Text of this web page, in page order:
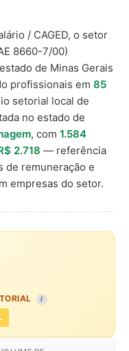
/ CAGED, o setor
8660-7/00)
de Minas Gerais
profissionais em 85
setorial local de
no estado de
, com 1.584
2.718 — referência
de remuneração e
empresas do setor.
I